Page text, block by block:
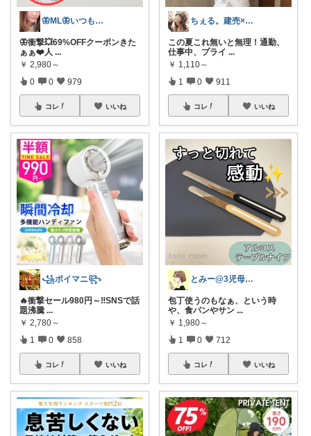
🦋ML🦋いつもありがとう💓
🦋衝撃💥69%OFFクーポンきた
ぁぁ❤️人 ...
￥ 2,980～
0 0 979
コレ いいね
꧁ポイマニ꧂
🔥衝撃セール980円～‼️SNSで話
題沸騰 ...
￥ 2,780～
1 0 858
コレ いいね
ちぇる。建売×暖色お家づくり
この夏これ無いと無理！通勤、
仕事中、プライ ...
￥ 1,110～
1 0 911
コレ いいね
とみー@3児母の部屋⭐️
包丁使うのもなぁ、という時
や、食パンやサン ...
￥ 1,980～
1 0 712
コレ いいね